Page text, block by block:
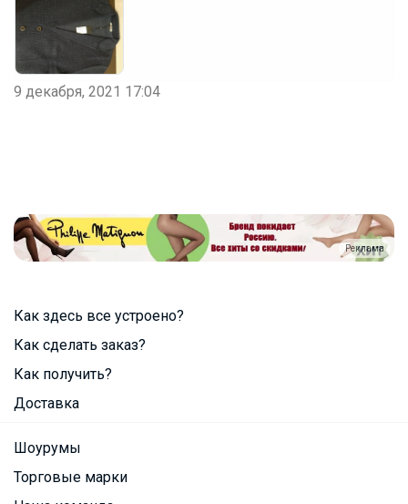
9 декабря, 2021 17:04
Реклама
Как здесь все устроено?
Как сделать заказ?
Как получить?
Доставка
Шоурумы
Торговые марки